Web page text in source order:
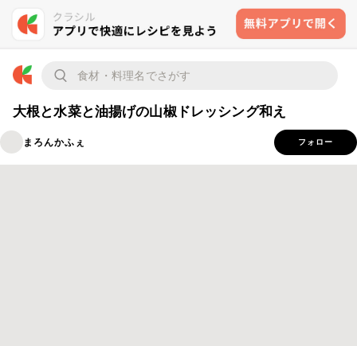
大根と水菜と油揚げの山椒ドレッシング和え
まろんかふぇ フォロー